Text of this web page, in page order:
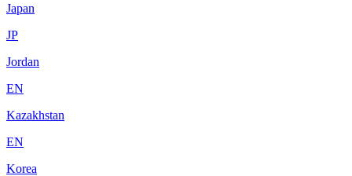
Japan
JP
Jordan
EN
Kazakhstan
EN
Korea